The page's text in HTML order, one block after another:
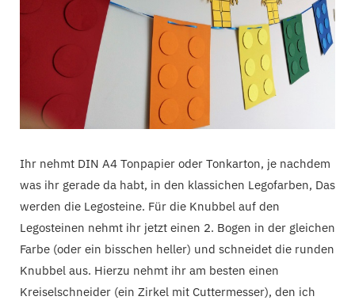
Ihr nehmt DIN A4 Tonpapier oder Tonkarton, je nachdem
was ihr gerade da habt, in den klassichen Legofarben, Das
werden die Legosteine. Für die Knubbel auf den
Legosteinen nehmt ihr jetzt einen 2. Bogen in der gleichen
Farbe (oder ein bisschen heller) und schneidet die runden
Knubbel aus. Hierzu nehmt ihr am besten einen
Kreiselschneider (ein Zirkel mit Cuttermesser), den ich